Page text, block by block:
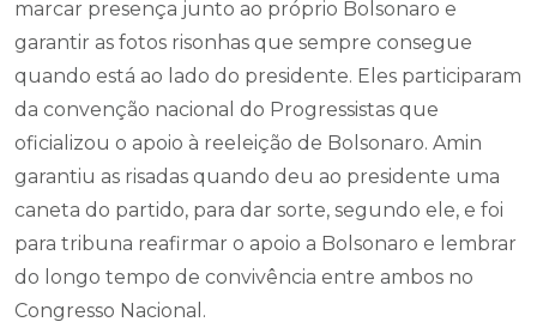
marcar presença junto ao próprio Bolsonaro e
garantir as fotos risonhas que sempre consegue
quando está ao lado do presidente. Eles participaram
da convenção nacional do Progressistas que
oficializou o apoio à reeleição de Bolsonaro. Amin
garantiu as risadas quando deu ao presidente uma
caneta do partido, para dar sorte, segundo ele, e foi
para tribuna reafirmar o apoio a Bolsonaro e lembrar
do longo tempo de convivência entre ambos no
Congresso Nacional.